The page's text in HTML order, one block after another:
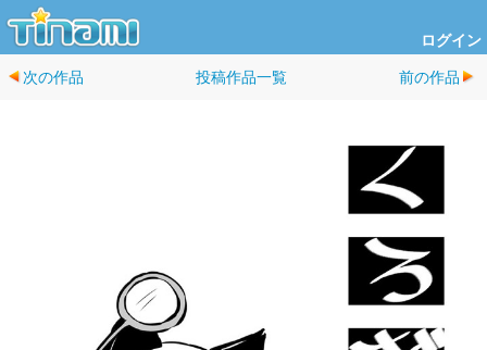
ログイン
次の作品 投稿作品一覧 前の作品